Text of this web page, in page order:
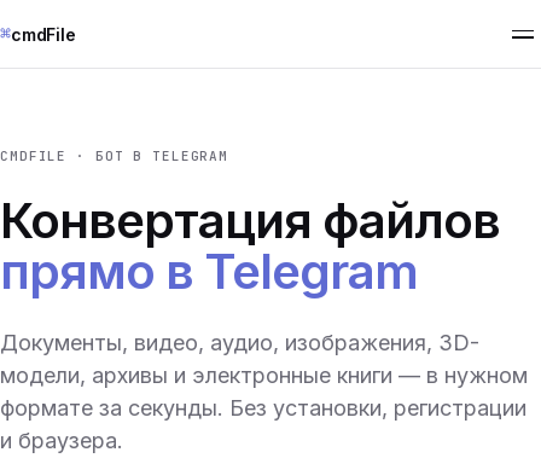
⌘cmdFile
CMDFILE · БОТ В TELEGRAM
Конвертация файлов
прямо в Telegram
Документы, видео, аудио, изображения, 3D-
модели, архивы и электронные книги — в нужном
формате за секунды. Без установки, регистрации
и браузера.